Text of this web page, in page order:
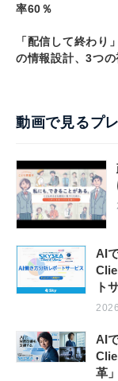
率60％
「配信して終わ
の情報設計、3つの
動画で見るプ
AI
ト
AI
革